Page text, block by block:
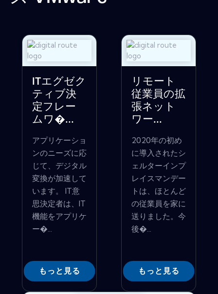
ITエグゼク
ティブ決
定フレー
ムワ�...
アプリケーショ
ンのニーズに応
じて、デジタル
変換が加速して
います。 IT意
思決定者は、IT
機能をアプリケ
ー�...
もっと見る
リモート
従業員の拡
張ネット
ワー...
2020年の初め
に導入されたシ
ェルターインプ
レイスマンデー
トは、ほとんど
の従業員を家に
送りました。今
後�...
もっと見る